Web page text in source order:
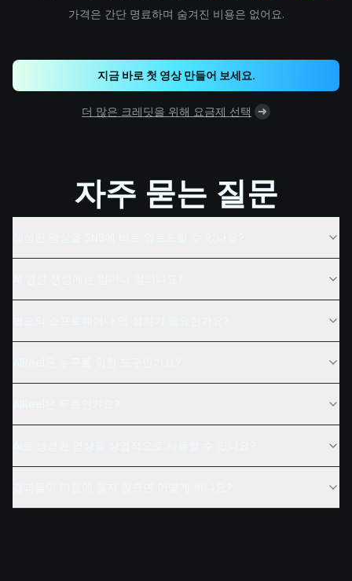
가격은 간단 명료하며 숨겨진 비용은 없어요.
지금 바로 첫 영상 만들어 보세요.
더 많은 크레딧을 위해 요금제 선택
자주 묻는 질문